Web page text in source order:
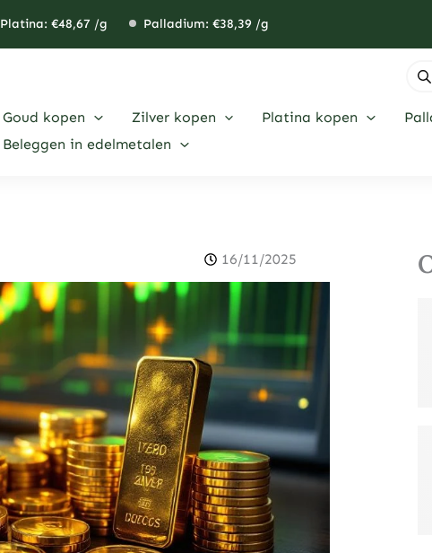
Platina: €48,67 /g Palladium: €38,39 /g
Goud kopen Zilver kopen Platina kopen
Beleggen in edelmetalen
16/11/2025